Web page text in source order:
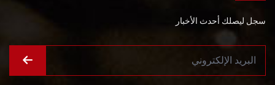
سجل ليصلك أحدث الأخبار